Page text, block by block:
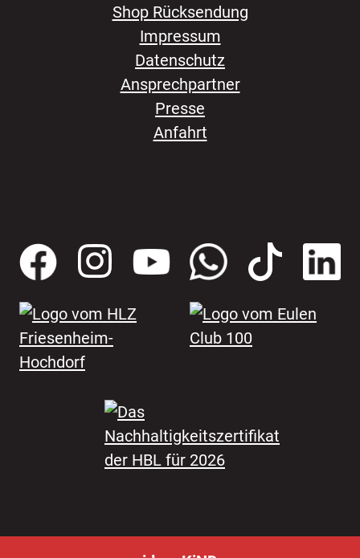
Shop Rücksendung
Impressum
Datenschutz
Ansprechpartner
Presse
Anfahrt